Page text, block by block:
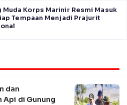
Korps Marinir Resmi Masuk
Tempaan Menjadi Prajurit
dan
Api di Gunung